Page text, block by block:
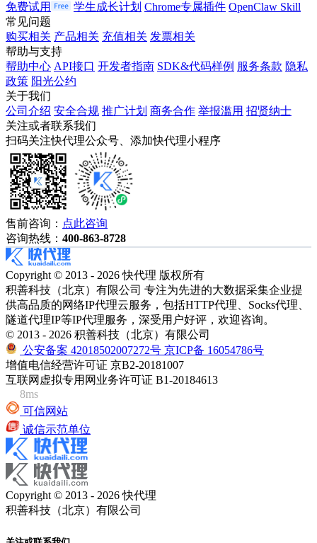
免费试用
学生成长计划 Chrome专属插件 OpenClaw Skill
常见问题
购买相关 产品相关 充值相关 发票相关
帮助与支持
帮助中心 API接口 开发者指南 SDK&代码样例 服务条款 隐私
政策 阳光公约
关于我们
公司介绍 安全合规 推广计划 商务合作 举报滥用 招贤纳士
关注或者联系我们
扫码关注快代理公众号、添加快代理小程序
售前咨询： 点此咨询
咨询热线： 400-863-8728
Copyright © 2013 - 2026 快代理 版权所有
积善科技（北京）有限公司 专注为先进的大数据采集企业提
供高品质的网络IP代理云服务，包括HTTP代理、Socks代理、
隧道代理IP等IP代理服务，深受用户好评，欢迎咨询。
© 2013 - 2026 积善科技（北京）有限公司
公安备案 42018502007272号 京ICP备 16054786号
增值电信经营许可证 京B2-20181007
互联网虚拟专用网业务许可证 B1-20184613
8ms
可信网站
诚信示范单位
Copyright © 2013 - 2026 快代理
积善科技（北京）有限公司